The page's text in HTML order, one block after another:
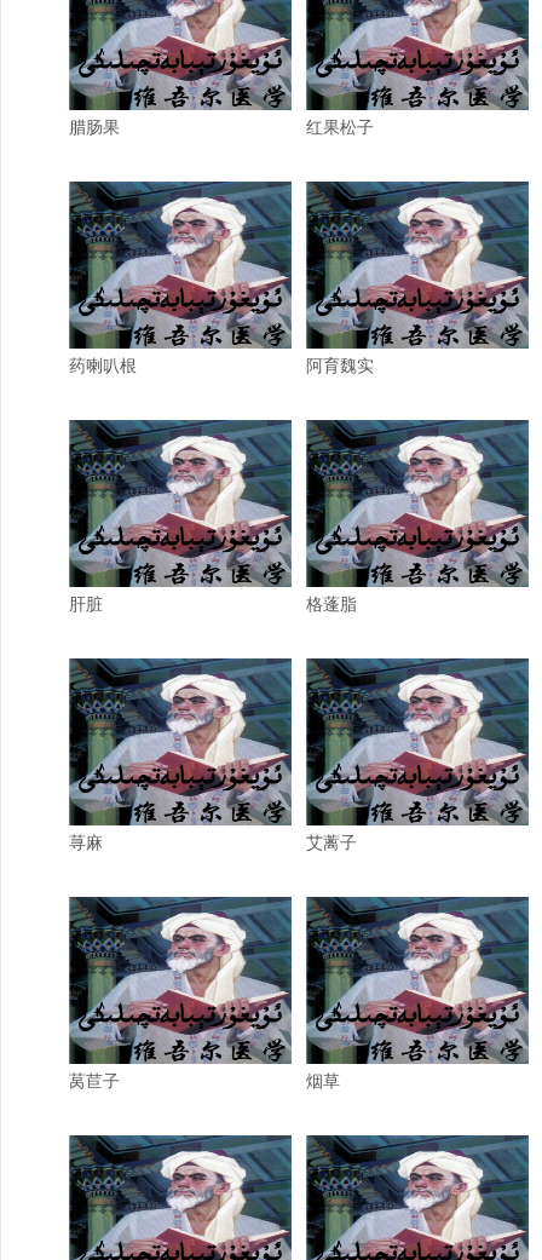
腊肠果 红果松子
药喇叭根 阿育魏实
肝脏 格蓬脂
荨麻 艾蓠子
莴苣子 烟草